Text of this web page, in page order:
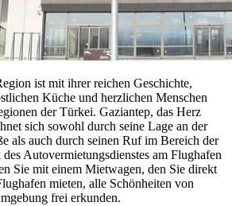
ist mit ihrer reichen Geschichte,
Küche und herzlichen Menschen
der Türkei. Gaziantep, das Herz
sich sowohl durch seine Lage an der
als auch durch seinen Ruf im Bereich der
Autovermietungsdienstes am Flughafen
Sie mit einem Mietwagen, den Sie direkt
mieten, alle Schönheiten von
frei erkunden.